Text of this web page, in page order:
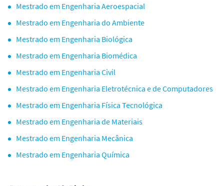
Mestrado em Engenharia Aeroespacial
Mestrado em Engenharia do Ambiente
Mestrado em Engenharia Biológica
Mestrado em Engenharia Biomédica
Mestrado em Engenharia Civil
Mestrado em Engenharia Eletrotécnica e de Computadores
Mestrado em Engenharia Física Tecnológica
Mestrado em Engenharia de Materiais
Mestrado em Engenharia Mecânica
Mestrado em Engenharia Química